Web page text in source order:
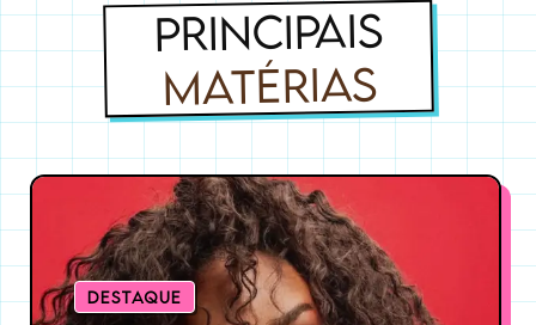
PRINCIPAIS
MATÉRIAS
DESTAQUE